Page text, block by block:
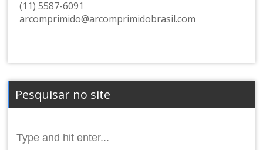
(11) 5587-6091
arcomprimido@arcomprimidobrasil.com
Pesquisar no site
for: